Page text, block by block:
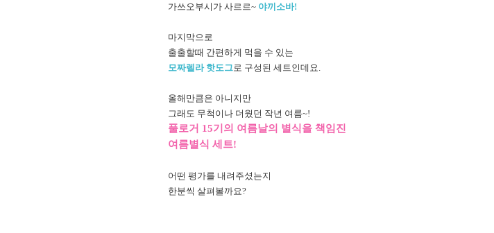
가쓰오부시가 사르르~ 야끼소바!
마지막으로
출출할때 간편하게 먹을 수 있는
모짜렐라 핫도그 로 구성된 세트인데요.
올해만큼은 아니지만
그래도 무척이나 더웠던 작년 여름~!
풀로거 15기의 여름날의 별식을 책임진
여름별식 세트!
어떤 평가를 내려주셨는지
한분씩 살펴볼까요?